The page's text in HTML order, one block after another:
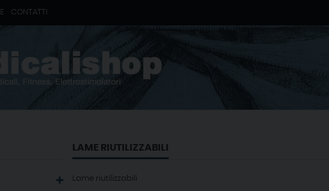
CONTATTI
LAME RIUTILIZZABILI
Lame riutilizzabili